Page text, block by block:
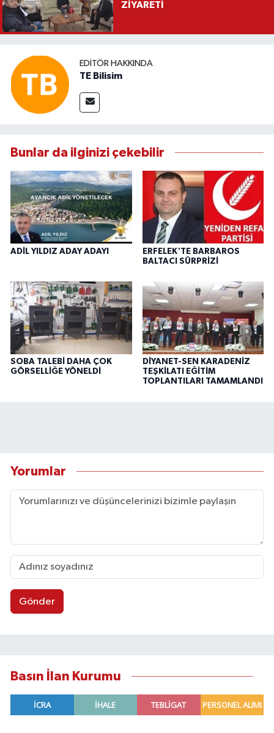
ZİYARETİ
EDITÖR HAKKINDA
TE Bilisim
Bunlar da ilginizi çekebilir
ADİL YILDIZ ADAY ADAYI
ERFELEK'TE BARBAROS
BALTACI SÜRPRİZİ
SOBA TALEBİ DAHA ÇOK
GÖRSELLİĞE YÖNELDİ
DİYANET-SEN KARADENİZ
TEŞKİLATI EĞİTİM
TOPLANTILARI TAMAMLANDI
Yorumlar
Gönder
Basın İlan Kurumu